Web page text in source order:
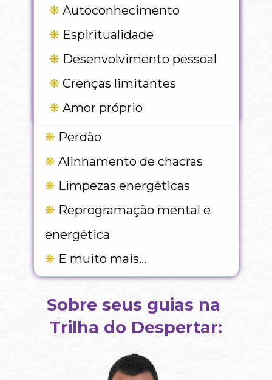
❋ Autoconhecimento
❋ Espiritualidade
❋ Desenvolvimento pessoal
❋ Crenças limitantes
❋ Amor próprio
❋ Perdão
❋ Alinhamento de chacras
❋ Limpezas energéticas
❋ Reprogramação mental e
energética
❋ E muito mais…
Sobre seus guias na
Trilha do Despertar: